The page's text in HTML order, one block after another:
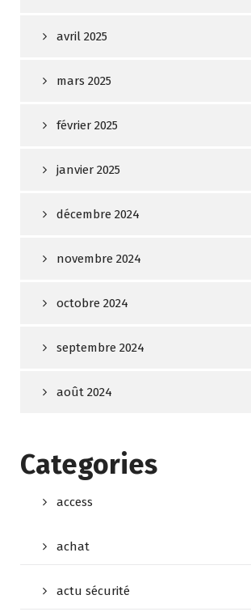
avril 2025
mars 2025
février 2025
janvier 2025
décembre 2024
novembre 2024
octobre 2024
septembre 2024
août 2024
Categories
access
achat
actu sécurité